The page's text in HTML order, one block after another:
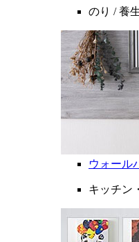
のり / 養
ウォール
キッチン